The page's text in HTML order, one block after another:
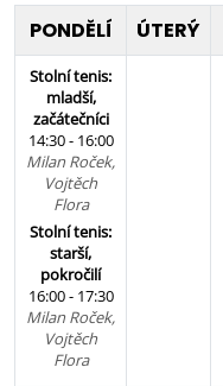
PONDĚLÍ ÚTERÝ
Stolní tenis:
mladší,
začátečníci
14:30 - 16:00
Milan Roček,
Vojtěch
Flora
Stolní tenis:
starší,
pokročilí
16:00 - 17:30
Milan Roček,
Vojtěch
Flora